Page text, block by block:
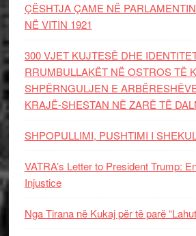
ÇËSHTJA ÇAME NË
NË VITIN 1921
300 VJET KUJTESË DHE
RRUMBULLAKËT NË OSTROS TË
SHPËRNGULJEN E
KRAJË-SHESTAN NË ZARË TË
SHPOPULLIMI, PUSHTIMI I
VATRA’s Letter to President Trump:
Injustice
Nga Tirana në Kukaj për të parë